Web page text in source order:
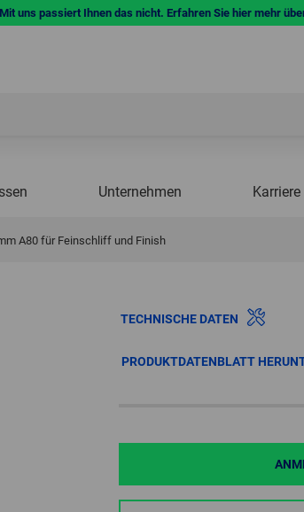
uns passiert Ihnen das nicht. Erfahren Sie hier mehr
Unternehmen Karriere
A80 für Feinschliff und Finish
TECHNISCHE DATEN
PRODUKTDATENBLATT